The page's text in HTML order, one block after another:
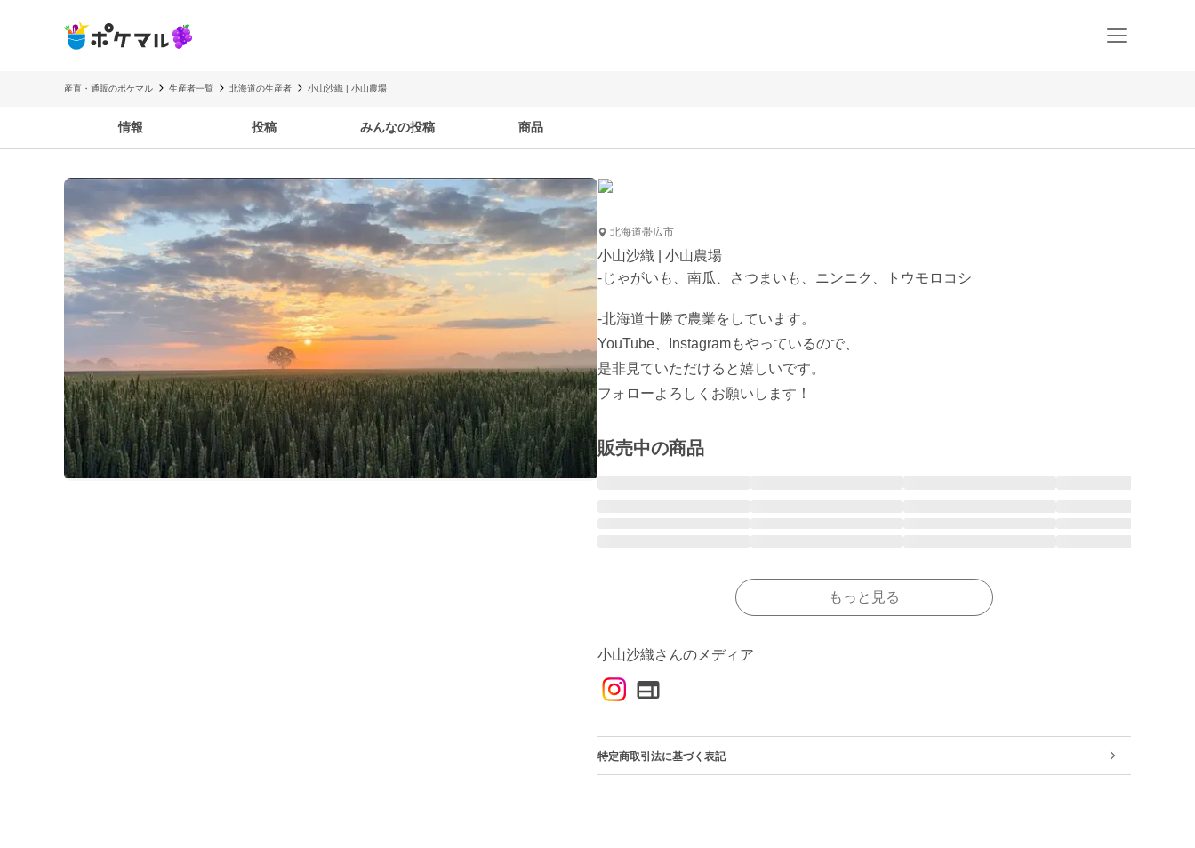
産直・通販のポケマル 生産者一覧 北海道の生産者 小山沙織 | 小山農場
情報 投稿 みんなの投稿 商品
北海道帯広市
小山沙織 | 小山農場
-じゃがいも、南瓜、さつまいも、ニンニク、トウモロコシ
-北海道十勝で農業をしています。
YouTube、Instagramもやっているので、
是非見ていただけると嬉しいです。
フォローよろしくお願いします！
販売中の商品
もっと見る
小山沙織さんのメディア
特定商取引法に基づく表記